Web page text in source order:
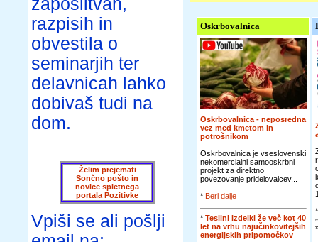
zaposlitvah,
razpisih in
obvestila o
seminarjih ter
delavnicah lahko
dobivaš tudi na
dom.
Želim prejemati
Sončno pošto in
novice spletnega
portala Pozitivke
Vpiši se ali pošlji
Oskrbovalnica
Oskrbovalnica - neposredna
vez med kmetom in
potrošnikom
Oskrbovalnica je vseslovenski
nekomercialni samooskrbni
projekt za direktno
povezovanje pridelovalcev...
* Beri dalje
* Teslini izdelki že več kot 40
let na vrhu najučinkovitejših
energijskih pripomočkov